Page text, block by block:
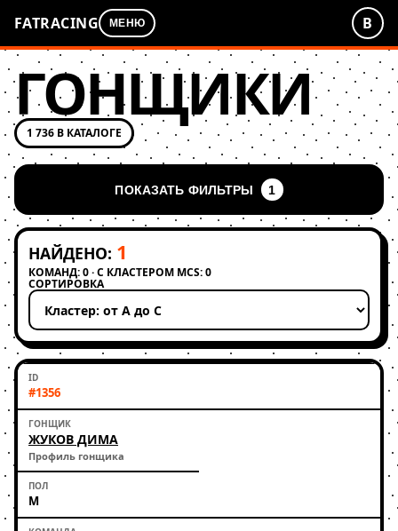
FATRACING МЕНЮ В
ГОНЩИКИ
1 736 В КАТАЛОГЕ
ПОКАЗАТЬ ФИЛЬТРЫ 1
НАЙДЕНО: 1
КОМАНД: 0 · С КЛАСТЕРОМ MCS: 0
СОРТИРОВКА
Применить сортировку
#1356
ЖУКОВ ДИМА
Профиль гонщика
М